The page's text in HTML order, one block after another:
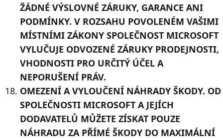
ŽÁDNÉ VÝSLOVNÉ ZÁRUKY, GARANCE ANI
PODMÍNKY. V ROZSAHU POVOLENÉM VAŠIMI
MÍSTNÍMI ZÁKONY SPOLEČNOST MICROSOFT
VYLUČUJE ODVOZENÉ ZÁRUKY PRODEJNOSTI,
VHODNOSTI PRO URČITÝ ÚČEL A
NEPORUŠENÍ PRÁV.
OMEZENÍ A VYLOUČENÍ NÁHRADY ŠKODY. OD
SPOLEČNOSTI MICROSOFT A JEJÍCH
DODAVATELŮ MŮŽETE ZÍSKAT POUZE
NÁHRADU ZA PŘÍMÉ ŠKODY DO MAXIMÁLNÍ